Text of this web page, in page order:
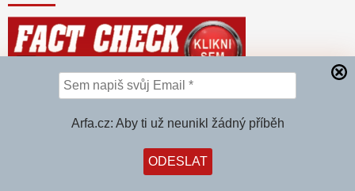
Arfa.cz: Aby ti už neunikl žádný příběh